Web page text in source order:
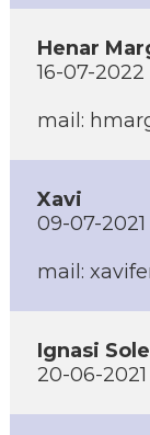
Henar
16-07-2022
mail:
Xavi
09-07-2021
mail:
Ignasi
20-06-2021